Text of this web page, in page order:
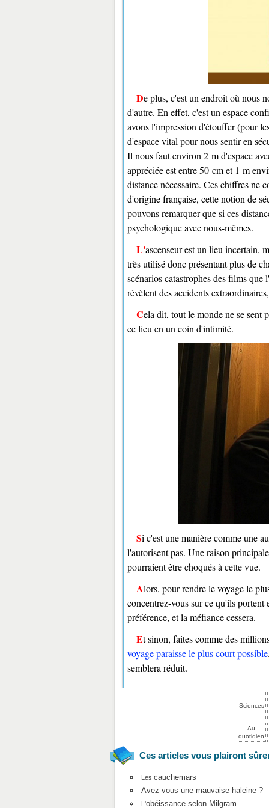
De plus, c'est un endroit où nous nous sentons tous un peu mal à l'aise, qu'il y ait ou non quelqu'un
d'autre. En effet, c'est un espace
avons l'impression d'étouffer (pour
d'espace vital pour nous sentir en
Il nous faut environ 2 m d'espace
appréciée est entre 50 cm et 1 m
distance nécessaire. Ces chiffres ne
d'origine française, cette notion de
pouvons remarquer que si ces
psychologique avec nous-mêmes.
L'ascenseur est un lieu incertain, mécanique, pas toujours très fiables puisque souvent assez vieux ou
très utilisé donc présentant plus de
scénarios catastrophes des films
révèlent des accidents
Cela dit, tout le monde ne se sent pas aussi mal dans ce lieu : certains en profitent même pour changer
ce lieu en un coin d'intimité.
Si c'est une manière comme une autre de mêler l'agréable à l'utile, méfiez-vous des lois : elles ne
l'autorisent pas. Une raison
pourraient être choqués à cette vue.
Alors, pour rendre le voyage le plus serein possible : parlez aux autres utilisateurs, s'il y en a,
concentrez-vous sur ce qu'ils
préférence, et la méfiance cessera.
Et sinon, faites comme des
voyage paraisse le plus court possible
semblera réduit.
Sciences
Au
quotidien
Ces articles vous plairont
Les cauchemars
Avez-vous une mauvaise haleine ?
L'obéissance selon Milgram